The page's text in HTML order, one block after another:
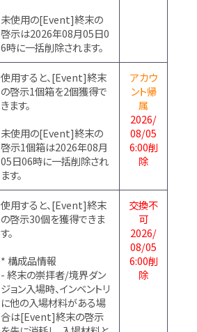
未使用の[Event]終末の
啓示は2026年08月05日0
6時に一括削除されます。
使用すると、[Event]終末
の啓示1個箱を2個獲得で
きます。
未使用の[Event]終末の
啓示1個箱は2026年08月
05日06時に一括削除され
ます。
アカウ
ント帰
属
2026/
08/05
6:00削
除
使用すると、[Event]終末
の啓示30個を獲得できま
す。
* 構成品情報
- 終末の崇拝者/境界ダン
ジョン入場時、インベントリ
に他の入場材料がある場
合は[Event]終末の啓示
交換不
可
2026/
08/05
6:00削
除